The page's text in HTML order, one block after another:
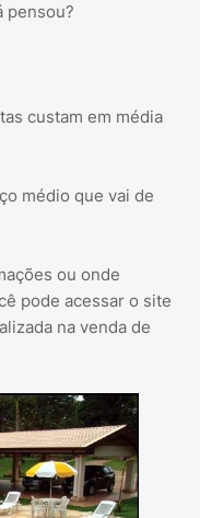
pensou?
custam em média
médio que vai de
ou onde
pode acessar o site
na venda de